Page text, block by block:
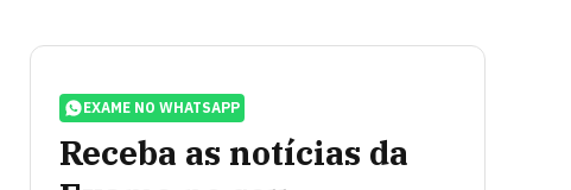
EXAME NO WHATSAPP
Receba as notícias da